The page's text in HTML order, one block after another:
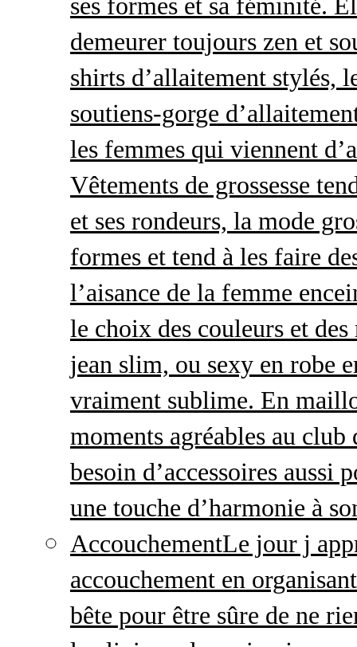
ses formes et sa féminité.
demeurer toujours zen et
shirts d’allaitement stylés,
soutiens-gorge
les femmes qui viennent
Vêtements de grossesse
et ses rondeurs, la mode
formes et tend à les faire
l’aisance de la femme
le choix des couleurs et
jean slim, ou sexy en robe
vraiment sublime. En
moments agréables au
besoin d’accessoires aussi
une touche d’harmonie à
AccouchementLe jour j
accouchement en
bête pour être sûre de ne